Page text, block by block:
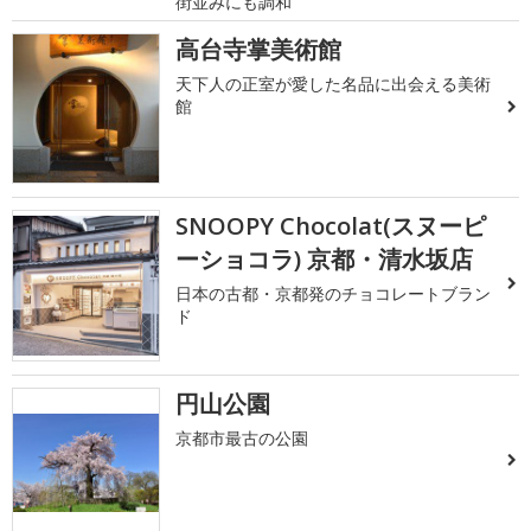
高台寺掌美術館
天下人の正室が愛した名品に出会える美術
館
SNOOPY Chocolat(スヌーピ
ーショコラ) 京都・清水坂店
日本の古都・京都発のチョコレートブラン
ド
円山公園
京都市最古の公園